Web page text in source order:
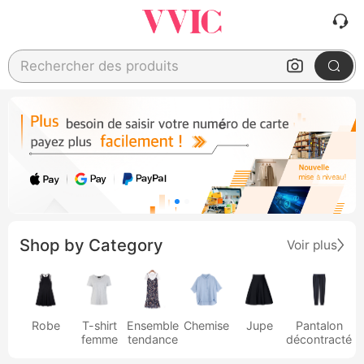
Rechercher des produits
Shop by Category Voir plus
Robe
T-shirt
femme
Ensemble
tendance
Chemise Jupe
Pantalon
décontracté